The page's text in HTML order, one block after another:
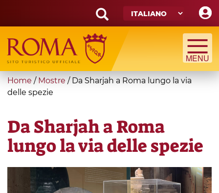
main
content
Search
form
Cerca
You
are
Home / Mostre / Da Sharjah a Roma lungo la via
delle spezie
Da Sharjah a Roma
lungo la via delle spezie